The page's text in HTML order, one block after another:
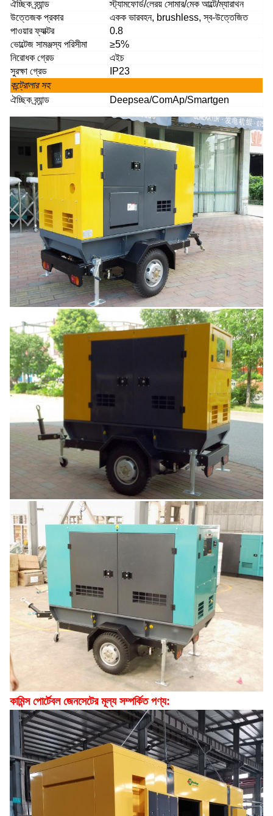
ঐচ্ছিক ব্র্যান্ড
স্ট্যামফোর্ড/লেরয় সোমার/মেক আল্টে/ম্যারাথন
উত্তেজক প্রকার
একক ভারবহন, brushless, স্ব-উত্তেজিত
পাওয়ার ফ্যাক্টর
0.8
ভোল্টেজ সামঞ্জস্য পরিসীমা
≥5%
নিরোধক গ্রেড
এইচ
সুরক্ষা গ্রেড
IP23
কন্ট্রোলার সহ
ঐচ্ছিক ব্র্যান্ড
Deepsea/ComAp/Smartgen
কামিন্স পোর্টেবল জেনসেটের মূল্য সম্পর্কিত পণ্য: